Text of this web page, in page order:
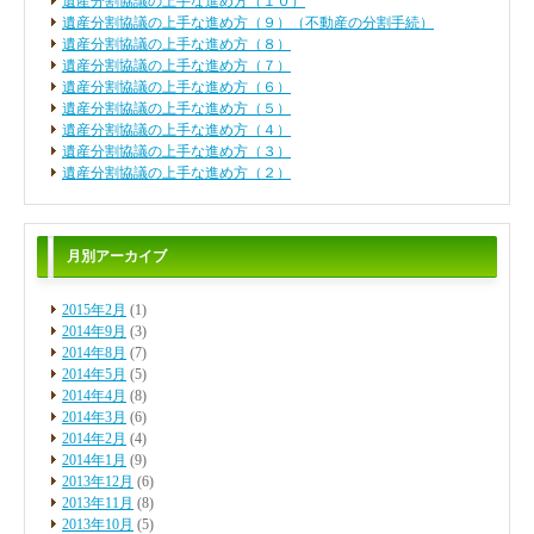
遺産分割協議の上手な進め方（９）（不動産の分割手続）
遺産分割協議の上手な進め方（８）
遺産分割協議の上手な進め方（７）
遺産分割協議の上手な進め方（６）
遺産分割協議の上手な進め方（５）
遺産分割協議の上手な進め方（４）
遺産分割協議の上手な進め方（３）
遺産分割協議の上手な進め方（２）
月別アーカイブ
2015年2月 (1)
2014年9月 (3)
2014年8月 (7)
2014年5月 (5)
2014年4月 (8)
2014年3月 (6)
2014年2月 (4)
2014年1月 (9)
2013年12月 (6)
2013年11月 (8)
2013年10月 (5)